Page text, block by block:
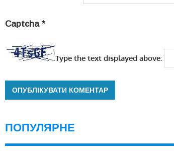
Captcha *
Type the text displayed above:
ПОПУЛЯРНЕ